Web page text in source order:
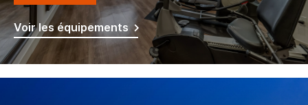
Voir les équipements